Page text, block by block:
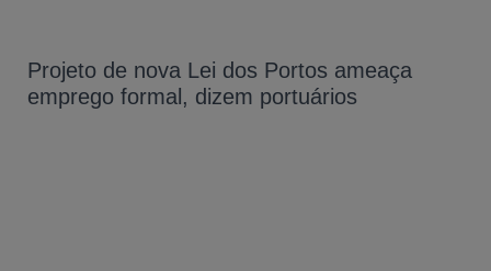
Projeto de nova Lei dos Portos ameaça
emprego formal, dizem portuários